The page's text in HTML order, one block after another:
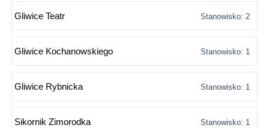
Gliwice Teatr Stanowisko: 2
Gliwice Kochanowskiego Stanowisko: 1
Gliwice Rybnicka Stanowisko: 1
Sikornik Zimorodka Stanowisko: 1